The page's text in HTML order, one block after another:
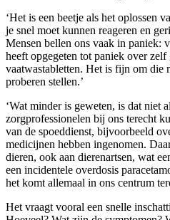
‘Het is een beetje als het oplossen
je snel moet kunnen reageren en
Mensen bellen ons vaak in paniek:
heeft opgegeten tot paniek over
vaatwastabletten. Het is fijn om die
proberen stellen.’
‘Wat minder is geweten, is dat niet
zorgprofessionelen bij ons terecht
van de spoeddienst, bijvoorbeeld
medicijnen hebben ingenomen.
dieren, ook aan dierenartsen, wat
een incidentele overdosis
het komt allemaal in ons centrum
Het vraagt vooral een snelle